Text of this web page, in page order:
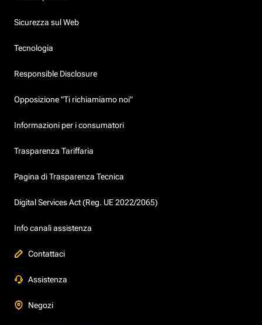
Sicurezza sul Web
Tecnologia
Responsible Disclosure
Opposizione "Ti richiamiamo noi"
Informazioni per i consumatori
Trasparenza Tariffaria
Pagina di Trasparenza Tecnica
Digital Services Act (Reg. UE 2022/2065)
Info canali assistenza
Contattaci
Assistenza
Negozi